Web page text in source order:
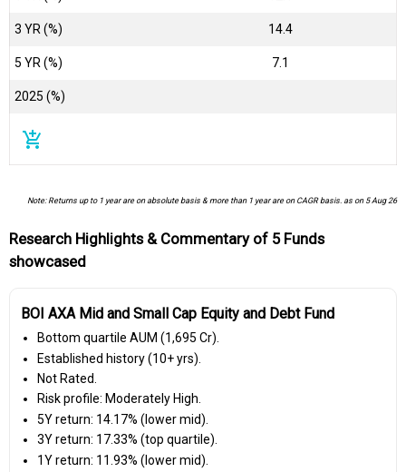
3 YR (%) 14.4
5 YR (%) 7.1
2025 (%)
add_shopping_cart
Note: Returns up to 1 year are on absolute basis & more than 1 year are on CAGR basis. as on 5 Aug 26
Research Highlights & Commentary of 5 Funds
showcased
BOI AXA Mid and Small Cap Equity and Debt Fund
Bottom quartile AUM (₹1,695 Cr).
Established history (10+ yrs).
Not Rated.
Risk profile: Moderately High.
5Y return: 14.17% (lower mid).
3Y return: 17.33% (top quartile).
1Y return: 11.93% (lower mid).